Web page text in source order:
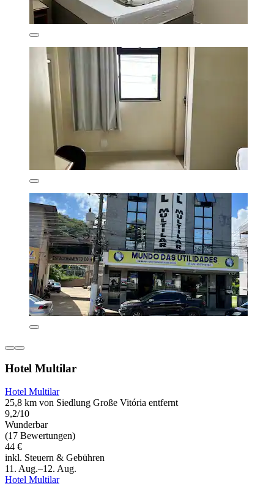
Hotel Multilar
Hotel Multilar
25,8 km von Siedlung Große Vitória entfernt
9,2/10
Wunderbar
(17 Bewertungen)
44 €
inkl. Steuern & Gebühren
11. Aug.–12. Aug.
Hotel Multilar